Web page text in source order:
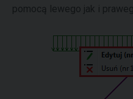
pomocą lewego jak i